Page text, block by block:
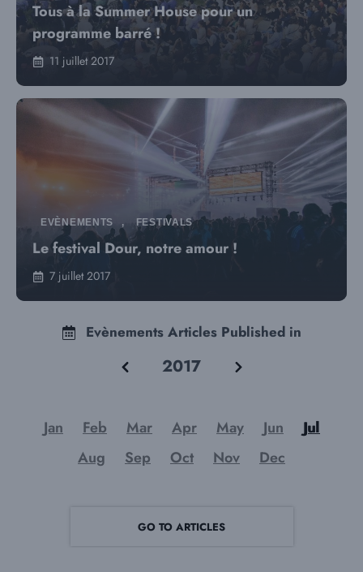
Tous à la Summer House pour un
programme barré !
11 juillet 2017
EVÈNEMENTS , FESTIVALS
Le festival Dour, notre amour !
7 juillet 2017
Evènements Articles Published in
2017
Jan Feb Mar Apr May Jun
Jul
Aug
Sep Oct Nov Dec
GO TO ARTICLES